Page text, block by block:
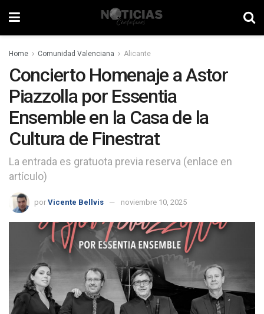
Home Comunidad Valenciana Alicante
Concierto Homenaje a Astor
Piazzolla por Essentia
Ensemble en la Casa de la
Cultura de Finestrat
La entrada es gratuota previa reserva (enlace en
artículo)
por Vicente Bellvis noviembre 10, 2025